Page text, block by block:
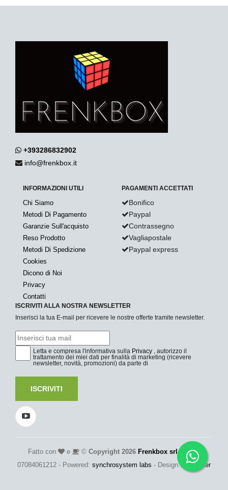
+393286832902
info@frenkbox.it
INFORMAZIONI UTILI
Chi Siamo
Metodi Di Pagamento
Garanzie Sull'acquisto
Reso Prodotto
Metodi Di Spedizione
Cookies
Dicono di Noi
Privacy
Contatti
PAGAMENTI ACCETTATI
Bonifico
Paypal
Contrassegno
Vagliapostale
Paypal express
ISCRIVITI ALLA NOSTRA NEWSLETTER
Inserisci la tua E-mail per ricevere le nostre offerte tramite newsletter.
Letta e compresa l'informativa sulla Privacy , autorizzo il
trattamento dei miei dati per finalità di marketing (ricevere
newsletter, novità, promozioni) da parte di
ISCRIVITI
Fatto con e © Copyright 2026 Frenkbox srl- P.Iva:
07084061212 - Powered: synchrosystem labs - Design: adesigner